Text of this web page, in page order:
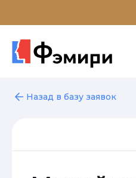
Назад в базу заявок